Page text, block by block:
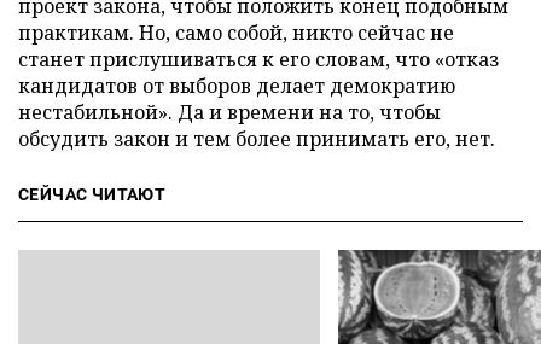
проект закона, чтобы положить конец подобным
практикам. Но, само собой, никто сейчас не
станет прислушиваться к его словам, что «отказ
кандидатов от выборов делает демократию
нестабильной». Да и времени на то, чтобы
обсудить закон и тем более принимать его, нет.
СЕЙЧАС ЧИТАЮТ